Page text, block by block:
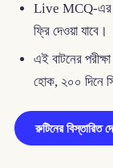
Live MCQ-এর
ফ্রি দেওয়া যাবে।
এই বাটনের
হোক, ২০০ দিনে
রুটিনের বিস্তারিত